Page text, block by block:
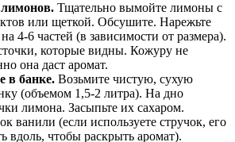
Тщательно вымойте лимоны с
или щеткой. Обсушите. Нарежьте
4-6 частей (в зависимости от размера).
которые видны. Кожуру не
она даст аромат.
в банке. Возьмите чистую, сухую
(объемом 1,5-2 литра). На дно
лимона. Засыпьте их сахаром.
ванили (если используете стручок, его
вдоль, чтобы раскрыть аромат).